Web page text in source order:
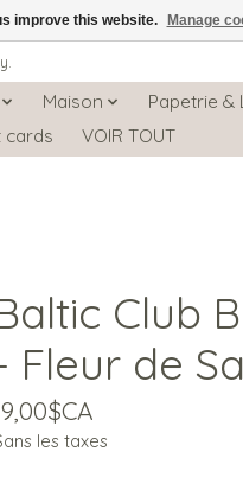
Maison Papetrie &
cards VOIR TOUT
Club
Fleur de
les taxes
improve this website. Manage